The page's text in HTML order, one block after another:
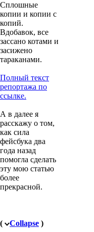
Сплошные
копии и копии с
копий.
Вдобавок, все
зассано котами и
засижено
тараканами.
Полный текст
репортажа по
ссылке.
А в далее я
расскажу о том,
как сила
фейсбука два
года назад
помогла сделать
эту мою статью
более
прекрасной.
( Collapse )